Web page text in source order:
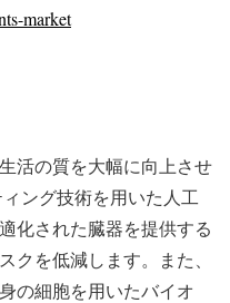
market
活の質を大幅に向上させ
ング技術を用いた人工
化された臓器を提供する
クを低減します。また、
の細胞を用いたバイオ